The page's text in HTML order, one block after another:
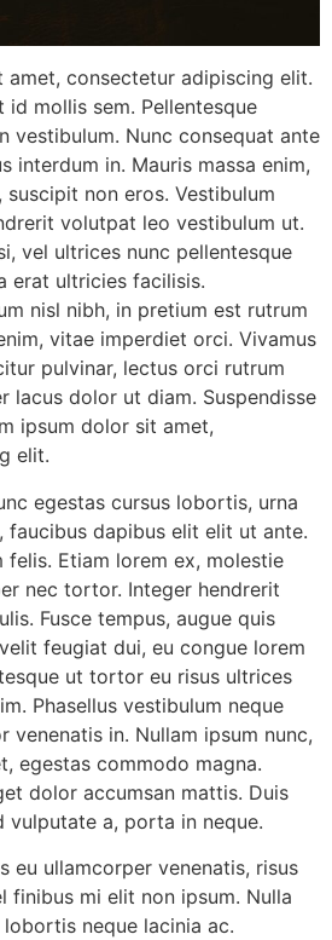
amet, consectetur adipiscing elit.
mollis sem. Pellentesque
vestibulum. Nunc consequat ante
interdum in. Mauris massa enim,
non eros. Vestibulum
volutpat leo vestibulum ut.
vel ultrices nunc pellentesque
erat ultricies facilisis.
nisl nibh, in pretium est rutrum
vitae imperdiet orci. Vivamus
pulvinar, lectus orci rutrum
lacus dolor ut diam. Suspendisse
ipsum dolor sit amet,
elit.
egestas cursus lobortis, urna
faucibus dapibus elit elit ut ante.
felis. Etiam lorem ex, molestie
nec tortor. Integer hendrerit
Fusce tempus, augue quis
feugiat dui, eu congue lorem
ut tortor eu risus ultrices
Phasellus vestibulum neque
venenatis in. Nullam ipsum nunc,
egestas commodo magna.
dolor accumsan mattis. Duis
vulputate a, porta in neque.
eu ullamcorper venenatis, risus
finibus mi elit non ipsum. Nulla
neque lacinia ac.